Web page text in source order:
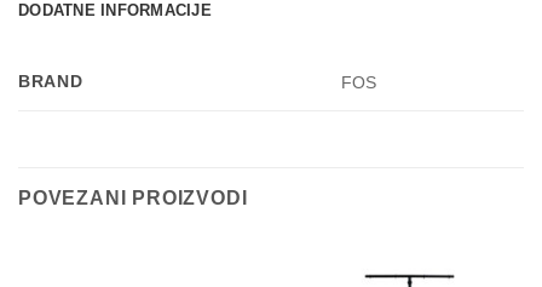
DODATNE INFORMACIJE
BRAND FOS
POVEZANI PROIZVODI